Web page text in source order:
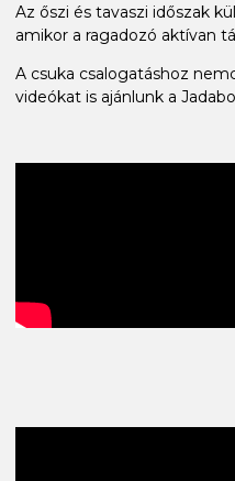
Az őszi és tavaszi időszak
amikor a ragadozó aktívan
A csuka csalogatáshoz
videókat is ajánlunk a